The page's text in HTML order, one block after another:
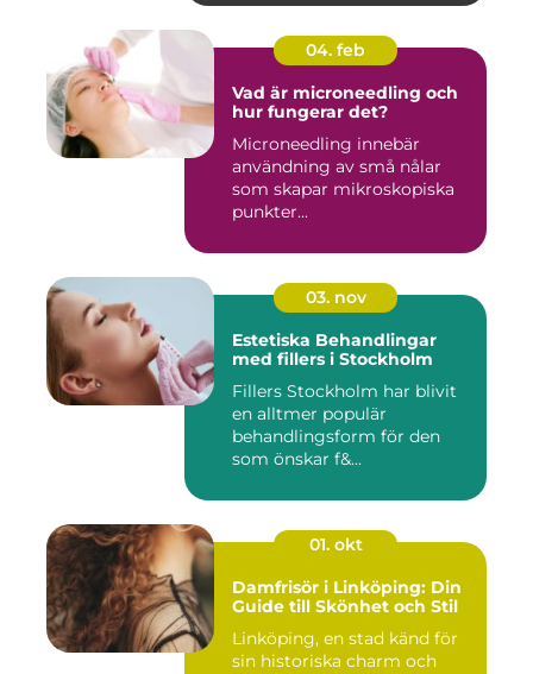
04. feb
Vad är microneedling och
hur fungerar det?
Microneedling innebär
användning av små nålar
som skapar mikroskopiska
punkter...
03. nov
Estetiska Behandlingar
med fillers i Stockholm
Fillers Stockholm har blivit
en alltmer populär
behandlingsform för den
som önskar f&...
01. okt
Damfrisör i Linköping: Din
Guide till Skönhet och Stil
Linköping, en stad känd för
sin historiska charm och